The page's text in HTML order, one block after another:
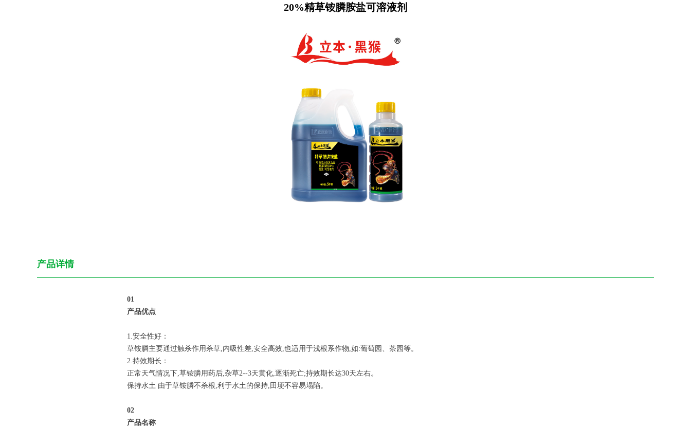
20%精草铵膦胺盐可溶液剂
01
产品优点
1.安全性好：
草铵膦主要通过触杀作用杀草,内吸性差,安全高效,也适用于浅根系作物,如:葡萄园、茶园等。
2.持效期长：
正常天气情况下,草铵膦用药后,杂草2--3天黄化,逐渐死亡;持效期长达30天左右。
保持水土 由于草铵膦不杀根,利于水土的保持,田埂不容易塌陷。
02
产品名称
产品详情